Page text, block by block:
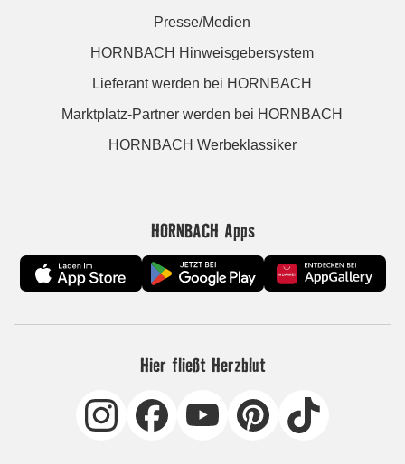
Presse/Medien
HORNBACH Hinweisgebersystem
Lieferant werden bei HORNBACH
Marktplatz-Partner werden bei HORNBACH
HORNBACH Werbeklassiker
HORNBACH Apps
Hier fließt Herzblut